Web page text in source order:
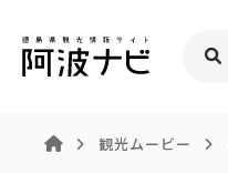
観光ムービー